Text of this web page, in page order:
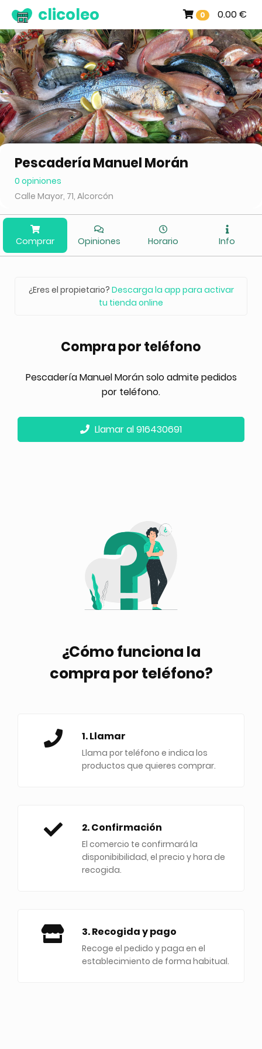
0 0.00 €
clicoleo
Pescadería Manuel Morán
0 opiniones
Calle Mayor, 71, Alcorcón
Comprar Opiniones Horario Info
¿Eres el propietario? Descarga la app para activar
tu tienda online
Compra por teléfono
Pescadería Manuel Morán solo admite pedidos
por teléfono.
Llamar al 916430691
¿Cómo funciona la
compra por teléfono?
1. Llamar
Llama por teléfono e indica los
productos que quieres comprar.
2. Confirmación
El comercio te confirmará la
disponibibilidad, el precio y hora de
recogida.
3. Recogida y pago
Recoge el pedido y paga en el
establecimiento de forma habitual.